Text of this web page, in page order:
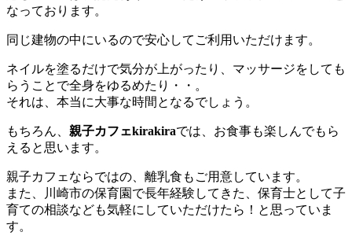
なっております。
同じ建物の中にいるので安心してご利用いただけます。
ネイルを塗るだけで気分が上がったり、マッサージをしても
らうことで全身をゆるめたり・・。
それは、本当に大事な時間となるでしょう。
もちろん、 親子カフェkirakiraでは、お食事も楽しんでもら
えると思います。
親子カフェならではの、離乳食もご用意しています。
また、川崎市の保育園で長年経験してきた、保育士として子
育ての相談なども気軽にしていただけたら！と思っていま
す。